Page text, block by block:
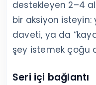
destekleyen 2–4
bir aksiyon isteyin:
daveti, ya da
şey istemek çoğu
Seri içi bağlantı